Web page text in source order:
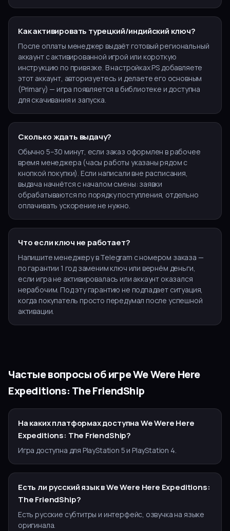
Как активировать турецкий/индийский ключ?
После оплаты менеджер выдаёт готовый региональный
аккаунт с активированной игрой или короткую
инструкцию по привязке. В настройках PS добавляете
этот аккаунт, авторизуетесь и делаете его основным
(Primary) — игра появляется в библиотеке и доступна
для скачивания и запуска.
Сколько ждать выдачу?
Обычно 5–30 минут, если заказ оформлен в рабочее
время менеджера (часы работы указаны рядом с
кнопкой покупки). Если написали вне расписания,
выдача начнётся с началом смены: заявки
обрабатываются по порядку поступления, отдельно
оплачивать ускорение не нужно.
Что если ключ не работает?
Напишите менеджеру в Telegram с номером заказа —
по гарантии 1 год заменим ключ или вернём деньги,
если игра не активировалась или аккаунт оказался
нерабочим. Под эту гарантию не подпадает ситуация,
когда покупатель просто передумал после успешной
активации.
Частые вопросы об игреWe Were Here
Expeditions: The FriendShip
На каких платформах доступна We Were Here
Expeditions: The FriendShip?
Игра доступна для PlayStation 5 и PlayStation 4.
Есть ли русский язык в We Were Here Expeditions:
The FriendShip?
Есть русские субтитры и интерфейс, озвучка на языке
оригинала.